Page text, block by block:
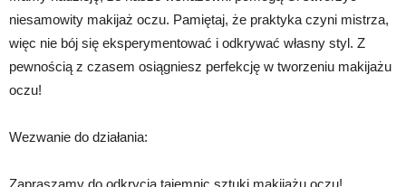
niesamowity makijaż oczu. Pamiętaj, że praktyka czyni mistrza,
więc nie bój się eksperymentować i odkrywać własny styl. Z
pewnością z czasem osiągniesz perfekcję w tworzeniu makijażu
oczu!
Wezwanie do działania: